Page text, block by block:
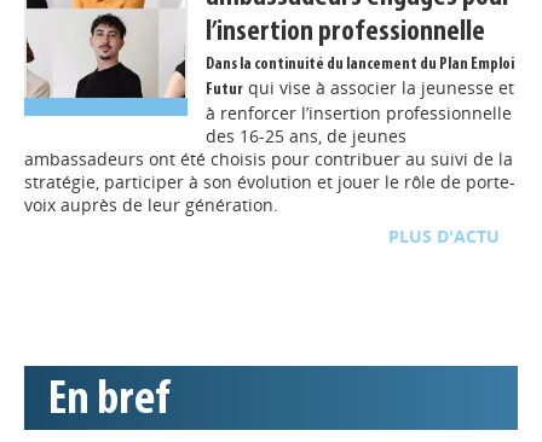
l’insertion professionnelle
Dans la continuité du lancement du Plan Emploi
Futurqui vise à associer la jeunesse et
à renforcer l’insertion professionnelle
des 16-25 ans, de jeunes
ambassadeurs ont été choisis pour contribuer au suivi de la
stratégie, participer à son évolution et jouer le rôle de porte-
voix auprès de leur génération.
D'ACTU
normands : les replays
En bref